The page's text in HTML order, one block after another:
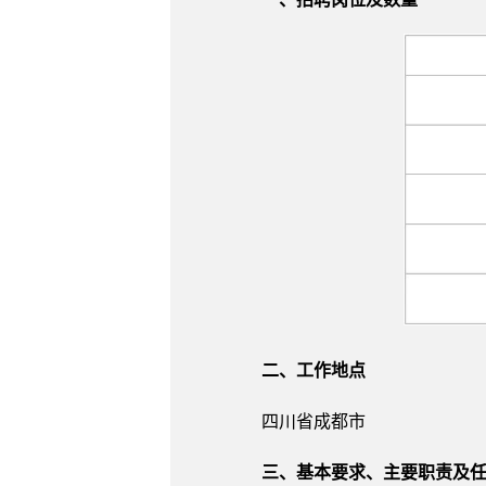
二、工作地点
四川省成都市
三、基本要求、主要职责及